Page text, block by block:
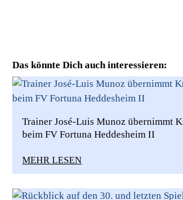
Das könnte Dich auch interessieren:
Trainer José-Luis Munoz übernimmt
beim FV Fortuna Heddesheim II
MEHR LESEN